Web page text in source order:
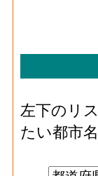
金属･従業
金属･現金
金属･原材
力使用等
化学工業･
化学工業･
活動によ
化学工業･
10人以上
石油･事業
場、製作
左下のリ
たい都市